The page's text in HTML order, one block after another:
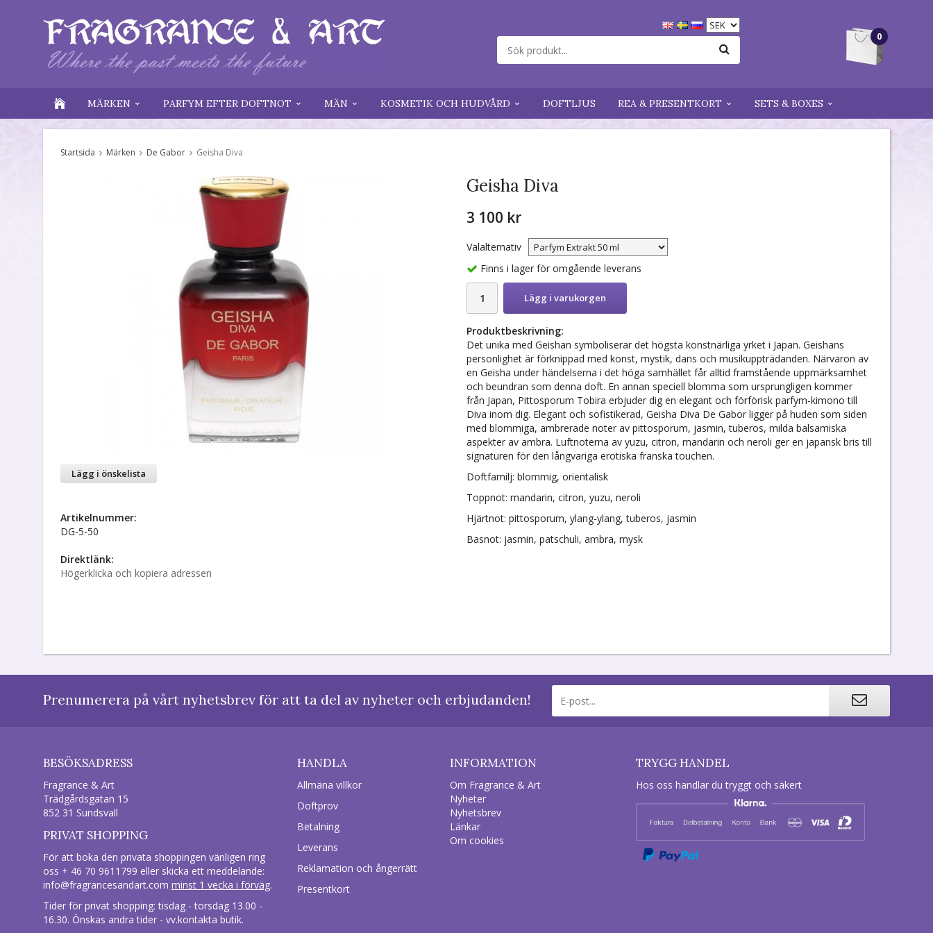
0
MÄRKEN PARFYM EFTER DOFTNOT MÄN KOSMETIK OCH HUDVÅRD DOFTLJUS REA & PRESENTKORT SETS & BOXES
Startsida Märken De Gabor Geisha Diva
Geisha Diva
3 100 kr
Valalternativ
Finns i lager för omgående leverans
Lägg i varukorgen
Produktbeskrivning:
Det unika med Geishan symboliserar det högsta konstnärliga yrket i Japan. Geishans
personlighet är förknippad med konst, mystik, dans och musikuppträdanden. Närvaron av
en Geisha under händelserna i det höga samhället får alltid framstående uppmärksamhet
och beundran som denna doft. En annan speciell blomma som ursprungligen kommer
från Japan, Pittosporum Tobira erbjuder dig en elegant och förförisk parfym-kimono till
Diva inom dig. Elegant och sofistikerad, Geisha Diva De Gabor ligger på huden som siden
med blommiga, ambrerade noter av pittosporum, jasmin, tuberos, milda balsamiska
aspekter av ambra. Luftnoterna av yuzu, citron, mandarin och neroli ger en japansk bris till
signaturen för den långvariga erotiska franska touchen.
Doftfamilj: blommig, orientalisk
Toppnot: mandarin, citron, yuzu, neroli
Hjärtnot: pittosporum, ylang-ylang, tuberos, jasmin
Basnot: jasmin, patschuli, ambra, mysk
Lägg i önskelista
Artikelnummer:
DG-5-50
Direktlänk:
Högerklicka och kopiera adressen
Prenumerera på vårt nyhetsbrev för att ta del av nyheter och erbjudanden!
BESÖKSADRESS
Fragrance & Art
Trädgårdsgatan 15
852 31 Sundsvall
PRIVAT SHOPPING
För att boka den privata shoppingen vänligen ring
oss + 46 70 9611799 eller skicka ett meddelande:
info@fragrancesandart.com minst 1 vecka i förväg.
Tider för privat shopping: tisdag - torsdag 13.00 -
16.30. Önskas andra tider - vv.kontakta butik.
HANDLA
Allmäna villkor
Doftprov
Betalning
Leverans
Reklamation och ångerrätt
Presentkort
INFORMATION
Om Fragrance & Art
Nyheter
Nyhetsbrev
Länkar
Om cookies
TRYGG HANDEL
Hos oss handlar du tryggt och säkert